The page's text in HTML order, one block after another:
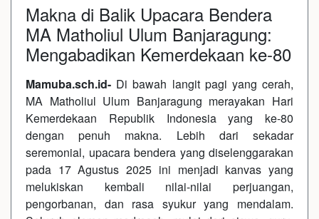
Makna di Balik Upacara Bendera
MA Matholiul Ulum Banjaragung:
Mengabadikan Kemerdekaan ke-80
Mamuba.sch.id- Di bawah langit pagi yang cerah,
MA Matholiul Ulum Banjaragung merayakan Hari
Kemerdekaan Republik Indonesia yang ke-80
dengan penuh makna. Lebih dari sekadar
seremonial, upacara bendera yang diselenggarakan
pada 17 Agustus 2025 ini menjadi kanvas yang
melukiskan kembali nilai-nilai perjuangan,
pengorbanan, dan rasa syukur yang mendalam.